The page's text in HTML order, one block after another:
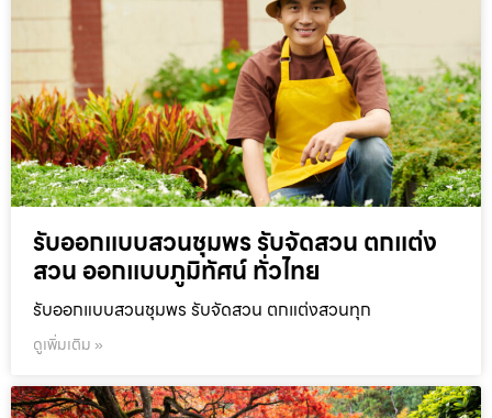
รับออกแบบสวนชุมพร รับจัดสวน ตกแต่ง
สวน ออกแบบภูมิทัศน์ ทั่วไทย
รับออกแบบสวนชุมพร รับจัดสวน ตกแต่งสวนทุก
ดูเพิ่มเติม »